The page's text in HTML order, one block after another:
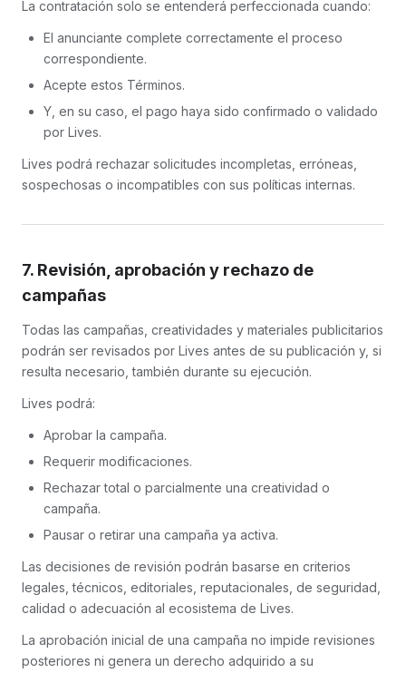
La contratación solo se entenderá perfeccionada cuando:
El anunciante complete correctamente el proceso
correspondiente.
Acepte estos Términos.
Y, en su caso, el pago haya sido confirmado o validado
por Lives.
Lives podrá rechazar solicitudes incompletas, erróneas,
sospechosas o incompatibles con sus políticas internas.
7. Revisión, aprobación y rechazo de
campañas
Todas las campañas, creatividades y materiales publicitarios
podrán ser revisados por Lives antes de su publicación y, si
resulta necesario, también durante su ejecución.
Lives podrá:
Aprobar la campaña.
Requerir modificaciones.
Rechazar total o parcialmente una creatividad o
campaña.
Pausar o retirar una campaña ya activa.
Las decisiones de revisión podrán basarse en criterios
legales, técnicos, editoriales, reputacionales, de seguridad,
calidad o adecuación al ecosistema de Lives.
La aprobación inicial de una campaña no impide revisiones
posteriores ni genera un derecho adquirido a su